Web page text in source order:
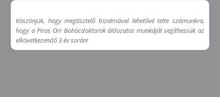
Köszönjük, hogy megtisztelő bizalmával lehetővé tette számunkra,
hogy a Piros Orr Bohócdoktorok áldozatos munkáját segíthessük az
elkövetkezendő 3 év során!